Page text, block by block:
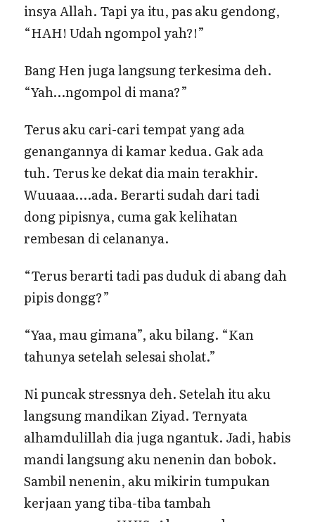
insya Allah. Tapi ya itu, pas aku gendong,
“HAH! Udah ngompol yah?!”
Bang Hen juga langsung terkesima deh.
“Yah…ngompol di mana?”
Terus aku cari-cari tempat yang ada
genangannya di kamar kedua. Gak ada
tuh. Terus ke dekat dia main terakhir.
Wuuaaa….ada. Berarti sudah dari tadi
dong pipisnya, cuma gak kelihatan
rembesan di celananya.
“Terus berarti tadi pas duduk di abang dah
pipis dongg?”
“Yaa, mau gimana”, aku bilang. “Kan
tahunya setelah selesai sholat.”
Ni puncak stressnya deh. Setelah itu aku
langsung mandikan Ziyad. Ternyata
alhamdulillah dia juga ngantuk. Jadi, habis
mandi langsung aku nenenin dan bobok.
Sambil nenenin, aku mikirin tumpukan
kerjaan yang tiba-tiba tambah